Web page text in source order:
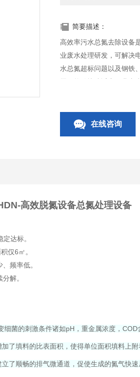
简要描述：
高效率污水总氮去除设备
业废水处理研发，可解决
水总氮超标问题以及钢铁
题，能够快速适应工业废
在线咨询
高效脱氮设备总氮处理设备
达标。
仅6㎡ 。
频率低。
解。
菌的刺激条件诸如pH，重金属浓度，
了填料的比表面积，使得单位面积填料上
了顺畅的排气微通道，促使生成的氮气快